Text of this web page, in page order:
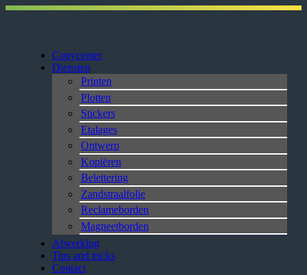
Copycenter
Diensten
Printen
Plotten
Stickers
Etalages
Ontwerp
Kopiëren
Belettering
Zandstraalfolie
Reclameborden
Magneetborden
Afwerking
Tips and tricks
Contact